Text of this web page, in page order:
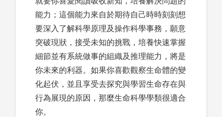
能力；這個能力來自於期待自己時時刻刻想
要深入了解科學原理及操作科學事務，願意
突破現狀，接受未知的挑戰，培養快速掌握
細節並有系統做事的組織及推理能力，將是
你未來的利器。如果你喜歡觀察生命體的變
化起伏，並且享受去探究與學習生命存在與
行為展現的原因，那麼生命科學學類很適合
你。